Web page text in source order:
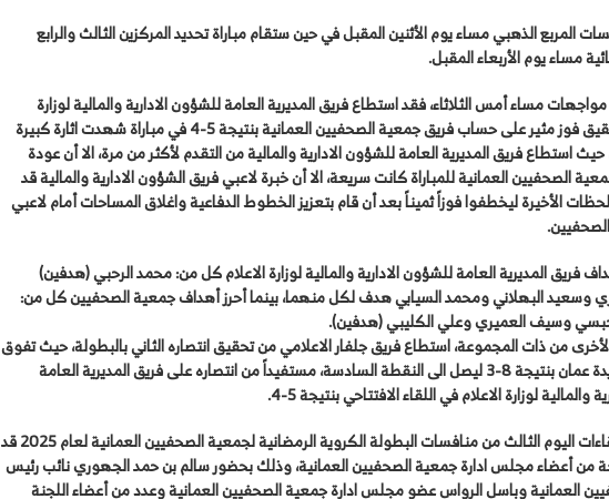
المربع الذهبي مساء يوم الأثنين المقبل في حين ستقام مباراة تحديد المركزين الثالث والرابع
مساء يوم الأربعاء المقبل.
مساء أمس الثلاثاء، فقد استطاع فريق المديرية العامة للشؤون الادارية والمالية لوزارة
الاعلام من تحقيق فوز مثير على حساب فريق جمعية الصحفيين العمانية بنتيجة 5-4 في مباراة شهدت اثارة كبيرة
استطاع فريق المديرية العامة للشؤون الادارية والمالية من التقدم لأكثر من مرة، الا أن عودة
الصحفيين العمانية للمباراة كانت سريعة، الا أن خبرة لاعبي فريق الشؤون الادارية والمالية قد
الأخيرة ليخطفوا فوزاً ثميناً بعد أن قام بتعزيز الخطوط الدفاعية واغلاق المساحات أمام لاعبي
فريق المديرية العامة للشؤون الادارية والمالية لوزارة الاعلام كل من: محمد الرحبي (هدفين)
وسعيد البهلاني ومحمد السيابي هدف لكل منهما، بينما أحرز أهداف جمعية الصحفيين كل من:
وسيف العميري وعلي الكليبي (هدفين).
من ذات المجموعة، استطاع فريق جلفار الاعلامي من تحقيق انتصاره الثاني بالبطولة، حيث تفوق
على فريق جريدة عمان بنتيجة 8-3 ليصل الى النقطة السادسة، مستفيداً من انتصاره على فريق المديرية العامة
والمالية لوزارة الاعلام في اللقاء الافتتاحي بنتيجة 5-4.
يشار الى أن لقاءات اليوم الثالث من منافسات البطولة الكروية الرمضانية لجمعية الصحفيين العمانية لعام 2025 قد
أعضاء مجلس ادارة جمعية الصحفيين العمانية، وذلك بحضور سالم بن حمد الجهوري نائب رئيس
العمانية وباسل الرواس عضو مجلس ادارة جمعية الصحفيين العمانية وعدد من أعضاء اللجنة